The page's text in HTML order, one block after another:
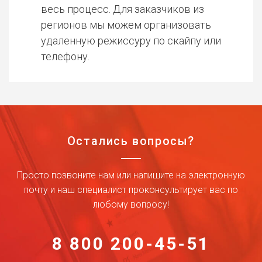
весь процесс. Для заказчиков из
регионов мы можем организовать
удаленную режиссуру по скайпу или
телефону.
Остались вопросы?
Просто позвоните нам или напишите на электронную
почту и наш специалист проконсультирует вас по
любому вопросу!
8 800 200-45-51